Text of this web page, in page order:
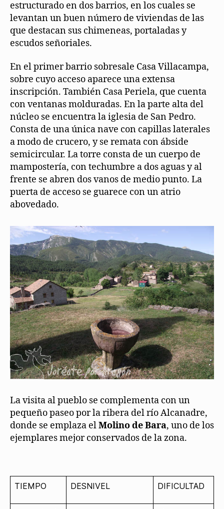
estructurado en dos barrios, en los cuales se
levantan un buen número de viviendas de las
que destacan sus chimeneas, portaladas y
escudos señoriales.
En el primer barrio sobresale Casa Villacampa,
sobre cuyo acceso aparece una extensa
inscripción. También Casa Periela, que cuenta
con ventanas molduradas. En la parte alta del
núcleo se encuentra la iglesia de San Pedro.
Consta de una única nave con capillas laterales
a modo de crucero, y se remata con ábside
semicircular. La torre consta de un cuerpo de
mampostería, con techumbre a dos aguas y al
frente se abren dos vanos de medio punto. La
puerta de acceso se guarece con un atrio
abovedado.
La visita al pueblo se complementa con un
pequeño paseo por la ribera del río Alcanadre,
donde se emplaza elMolino de Bara, uno de los
ejemplares mejor conservados de la zona.
TIEMPO DESNIVEL DIFICULTAD